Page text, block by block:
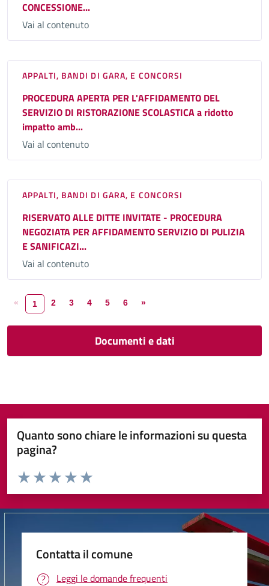
CONCESSIONE...
Vai al contenuto
APPALTI, BANDI DI GARA, E CONCORSI
PROCEDURA APERTA PER L'AFFIDAMENTO DEL
SERVIZIO DI RISTORAZIONE SCOLASTICA a ridotto
impatto amb...
Vai al contenuto
APPALTI, BANDI DI GARA, E CONCORSI
RISERVATO ALLE DITTE INVITATE - PROCEDURA
NEGOZIATA PER AFFIDAMENTO SERVIZIO DI PULIZIA
E SANIFICAZI...
Vai al contenuto
« 1 2 3 4 5 6 »
Documenti e dati
Quanto sono chiare le informazioni su questa
pagina?
Valuta da 1 a 5 stelle la pagina
Valuta 5 stelle su 5
Valuta 4 stelle su 5
Valuta 3 stelle su 5
Valuta 2 stelle su 5
Valuta 1 stelle su 5
Contatta il comune
Leggi le domande frequenti